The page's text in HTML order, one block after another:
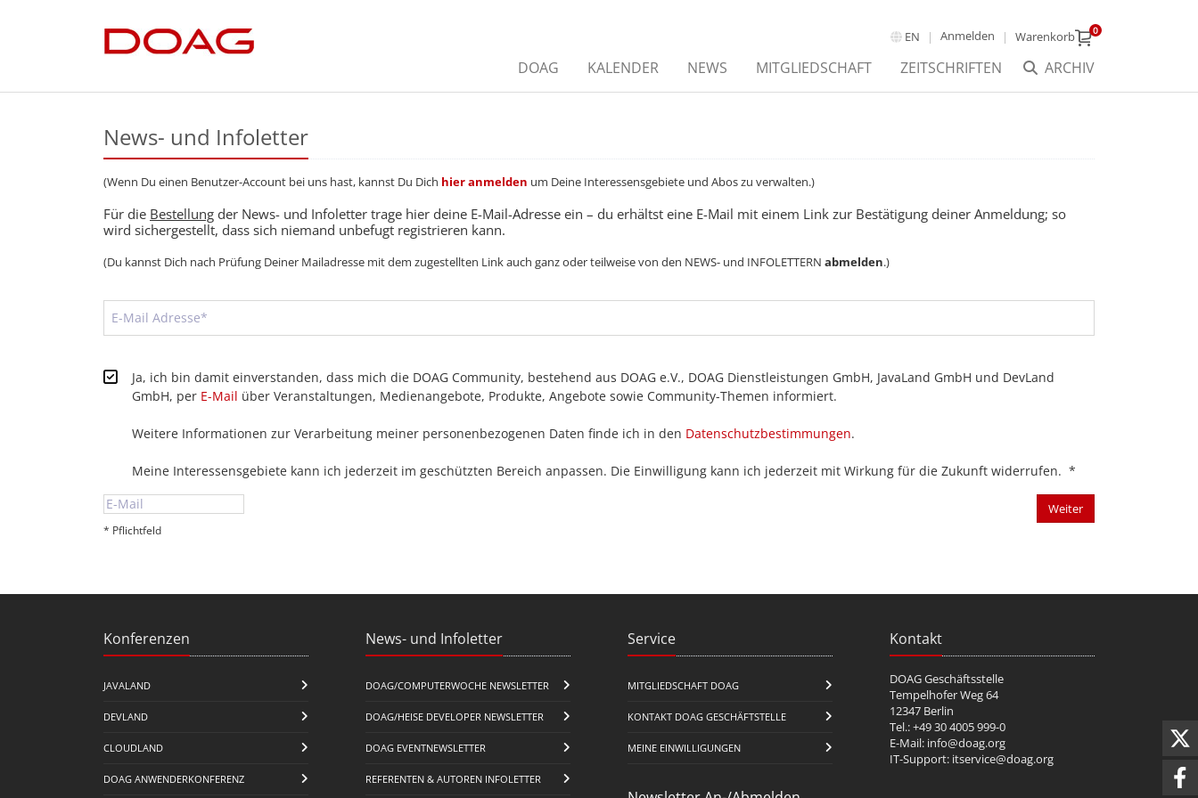
EN Anmelden Warenkorb 0
ARCHIV
DOAG KALENDER NEWS MITGLIEDSCHAFT ZEITSCHRIFTEN
News- und Infoletter
(Wenn Du einen Benutzer-Account bei uns hast, kannst Du Dich hier anmelden um Deine Interessensgebiete und Abos zu verwalten.)
Für die Bestellung der News- und Infoletter trage hier deine E-Mail-Adresse ein – du erhältst eine E-Mail mit einem Link zur Bestätigung deiner Anmeldung; so
wird sichergestellt, dass sich niemand unbefugt registrieren kann.
(Du kannst Dich nach Prüfung Deiner Mailadresse mit dem zugestellten Link auch ganz oder teilweise von den NEWS- und INFOLETTERN abmelden.)
Ja, ich bin damit einverstanden, dass mich die DOAG Community, bestehend aus DOAG e.V., DOAG Dienstleistungen GmbH, JavaLand GmbH und DevLand
GmbH, per E-Mail über Veranstaltungen, Medienangebote, Produkte, Angebote sowie Community-Themen informiert.
Weitere Informationen zur Verarbeitung meiner personenbezogenen Daten finde ich in den Datenschutzbestimmungen.
Meine Interessensgebiete kann ich jederzeit im geschützten Bereich anpassen. Die Einwilligung kann ich jederzeit mit Wirkung für die Zukunft widerrufen. *
Weiter
* Pflichtfeld
Konferenzen
JAVALAND
DEVLAND
CLOUDLAND
DOAG ANWENDERKONFERENZ
News- und Infoletter
DOAG/COMPUTERWOCHE NEWSLETTER
DOAG/HEISE DEVELOPER NEWSLETTER
DOAG EVENTNEWSLETTER
REFERENTEN & AUTOREN INFOLETTER
Service
MITGLIEDSCHAFT DOAG
KONTAKT DOAG GESCHÄFTSTELLE
MEINE EINWILLIGUNGEN
Kontakt
DOAG Geschäftsstelle
Tempelhofer Weg 64
12347 Berlin
Tel.: +49 30 4005 999-0
E-Mail: info@doag.org
IT-Support: itservice@doag.org